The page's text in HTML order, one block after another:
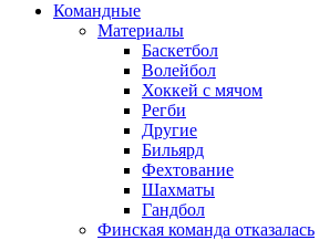
Командные
Материалы
Баскетбол
Волейбол
Хоккей с мячом
Регби
Другие
Бильярд
Фехтование
Шахматы
Гандбол
Финская команда отказалась